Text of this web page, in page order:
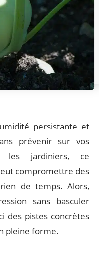
persistante et
prévenir sur vos
les jardiniers, ce
compromettre des
de temps. Alors,
sans basculer
des pistes concrètes
pleine forme.